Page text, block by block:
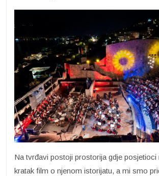
Na tvrđavi postoji prostorija gdje posjetioci
kratak film o njenom istorijatu, a mi smo